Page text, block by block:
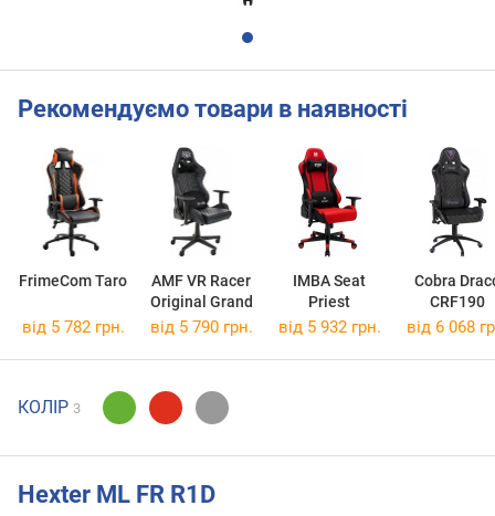
Рекомендуємо товари в наявності
FrimeCom Taro
AMF VR Racer
Original Grand
IMBA Seat
Priest
Cobra
CRF190
від 5 782 грн. від 5 790 грн. від 5 932 грн. від 6 068
КОЛІР 3
Hexter ML FR R1D